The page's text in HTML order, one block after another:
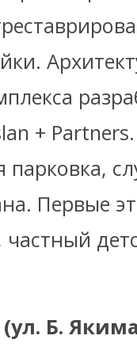
+
парковка,
Первые
Б.